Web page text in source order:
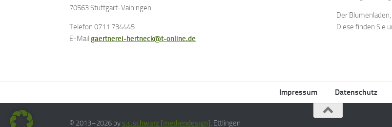
70563 Stuttgart-Vaihingen
Telefon 0711 734445
E-Mail gaertnerei-hertneck@t-online.de
Der Blumenladen,
Diese finden Sie
Impressum Datenschutz
© 2013–2026 by s.c.schwarz [mediendesign], Ettlingen